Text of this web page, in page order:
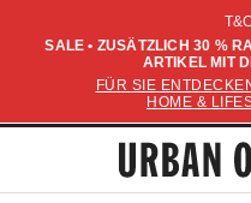
SALE • ZUSÄTZLICH 30 %
ARTIKEL MIT
FÜR SIE
HOME &